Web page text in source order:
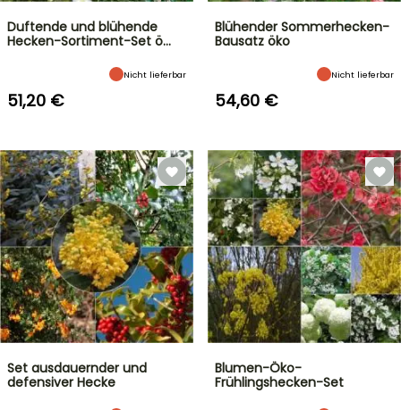
Duftende und blühende
Hecken-Sortiment-Set ö…
Nicht lieferbar
51,20 €
Blühender Sommerhecken-
Bausatz öko
Nicht lieferbar
54,60 €
Set ausdauernder und
defensiver Hecke
Blumen-Öko-
Frühlingshecken-Set